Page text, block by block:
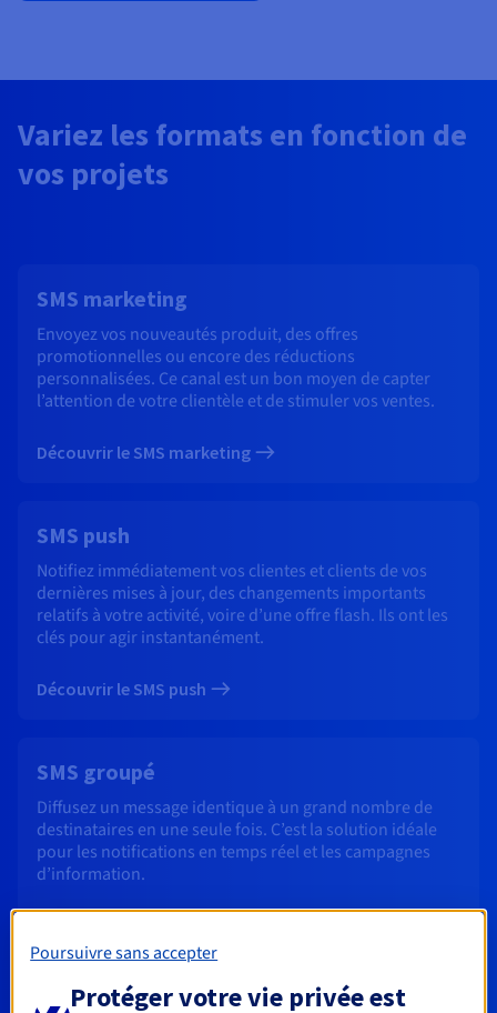
Variez les formats en fonction de
vos projets
SMS marketing
Envoyez vos nouveautés produit, des offres
promotionnelles ou encore des réductions
personnalisées. Ce canal est un bon moyen de capter
l’attention de votre clientèle et de stimuler vos ventes.
Découvrir le SMS marketing
SMS push
Notifiez immédiatement vos clientes et clients de vos
dernières mises à jour, des changements importants
relatifs à votre activité, voire d’une offre flash. Ils ont les
clés pour agir instantanément.
Découvrir le SMS push
SMS groupé
Diffusez un message identique à un grand nombre de
destinataires en une seule fois. C’est la solution idéale
pour les notifications en temps réel et les campagnes
d’information.
Poursuivre sans accepter
Protéger votre vie privée est